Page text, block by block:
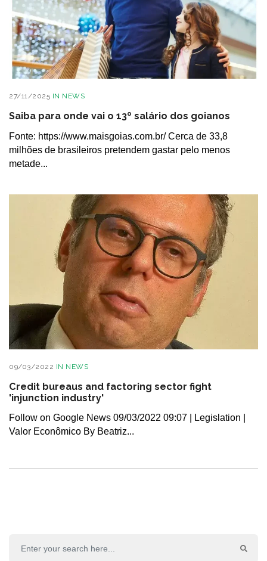
27/11/2025 IN NEWS
Saiba para onde vai o 13º salário dos goianos
Fonte: https://www.maisgoias.com.br/ Cerca de 33,8
milhões de brasileiros pretendem gastar pelo menos
metade...
09/03/2022 IN NEWS
Credit bureaus and factoring sector fight
'injunction industry'
Follow on Google News 09/03/2022 09:07 | Legislation |
Valor Econômico By Beatriz...